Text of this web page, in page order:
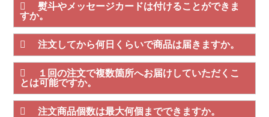
熨斗やメッセージカードは付けることができま
すか。
注文してから何日くらいで商品は届きますか。
１回の注文で複数箇所へお届けしていただくこ
とは可能ですか。
注文商品個数は最大何個までできますか。